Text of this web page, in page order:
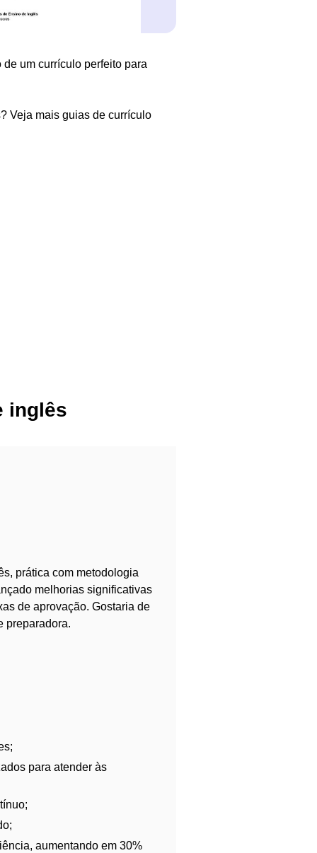
um currículo perfeito para
Veja mais guias de currículo
inglês
prática com metodologia
melhorias significativas
de aprovação. Gostaria de
preparadora.
para atender às
aumentando em 30%